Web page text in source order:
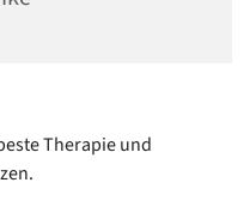
Therapie und